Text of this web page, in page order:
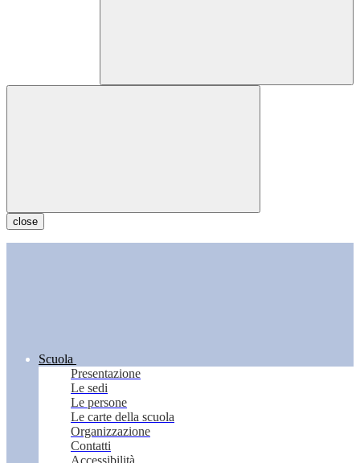
close
Scuola
Presentazione
Le sedi
Le persone
Le carte della scuola
Organizzazione
Contatti